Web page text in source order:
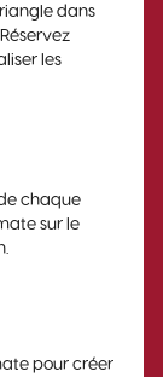
dans
les
chaque
sur le
pour créer